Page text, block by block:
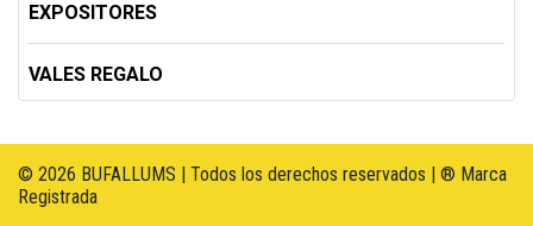
EXPOSITORES
VALES REGALO
© 2026 BUFALLUMS | Todos los derechos reservados | ® Marca
Registrada